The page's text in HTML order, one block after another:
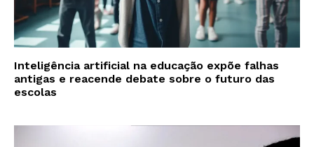
Inteligência artificial na educação expõe falhas
antigas e reacende debate sobre o futuro das
escolas